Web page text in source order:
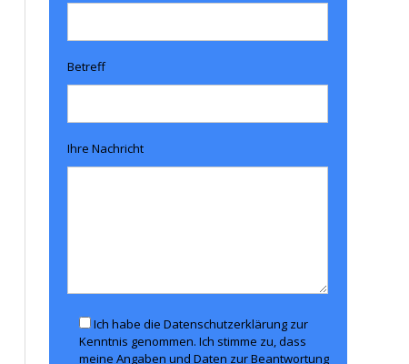
Betreff
Ihre Nachricht
Ich habe die Datenschutzerklärung zur
Kenntnis genommen. Ich stimme zu, dass
meine Angaben und Daten zur Beantwortung